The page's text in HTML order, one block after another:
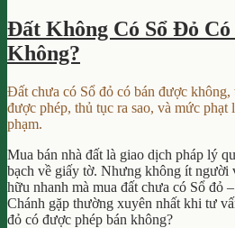
Dính
Quy
Sao
Để
Đất
Dính
Quy
Đất Không Có Sổ Đỏ
Không?
Đất chưa có Sổ đỏ có bán được
được phép, thủ tục ra sao, và mức
phạm.
Mua bán nhà đất là giao dịch pháp lý
bạch về giấy tờ. Nhưng không ít người
hữu nhanh mà mua đất chưa có Sổ đỏ
Chánh gặp thường xuyên nhất khi tư
đỏ có được phép bán không?